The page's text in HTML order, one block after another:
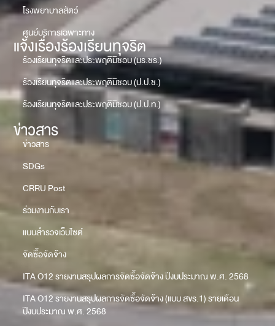
โรงพยาบาลสัตว์
ศูนย์บริการเฉพาะทาง
แจ้งเรื่องร้องเรียนทุจริต
ร้องเรียนทุจริตและประพฤติมิชอบ (มร.ชร.)
ร้องเรียนทุจริตและประพฤติมิชอบ (ป.ป.ช.)
ร้องเรียนทุจริตและประพฤติมิชอบ (ป.ป.ท.)
ข่าวสาร
ข่าวสาร
SDGs
CRRU Post
ร่วมงานกับเรา
แบบสำรวจเว็บไซต์
จัดซื้อจัดจ้าง
ITA O12 รายงานสรุปผลการจัดซื้อจัดจ้าง ปีงบประมาณ พ.ศ. 2568
ITA O12 รายงานสรุปผลการจัดซื้อจัดจ้าง (แบบ สขร.1) รายเดือน
ปีงบประมาณ พ.ศ. 2568